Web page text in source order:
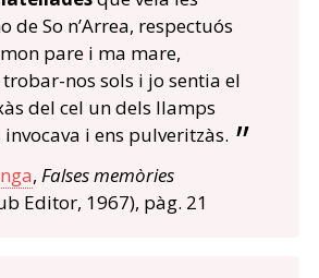
de So n’Arrea, respectuós
pare i ma mare,
nos sols i jo sentia el
del cel un dels llamps
i ens pulveritzàs.
, Falses memòries
Editor, 1967), pàg. 21